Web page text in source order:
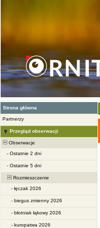
Strona główna
Partnerzy
Przegląd obserwacji
Obserwacje
- Ostatnie 2 dni
- Ostatnie 5 dni
Rozmieszczenie
- łęczak 2026
- biegus zmienny 2026
- błotniak łąkowy 2026
- kuropatwa 2026